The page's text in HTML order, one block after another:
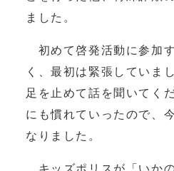
ました。
初めて啓発活動に参加
く、最初は緊張していま
足を止めて話を聞いてく
にも慣れていったので、
なりました。
キッズポリスが「いか